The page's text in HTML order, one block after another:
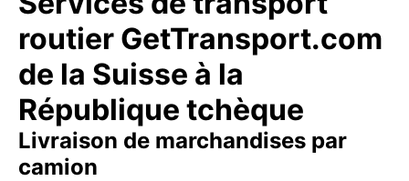
routier GetTransport.com
de la Suisse à la
République tchèque
Livraison de marchandises par
camion